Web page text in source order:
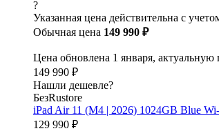
?
Указанная цена действительна с
Обычная цена 149 990 ₽
Цена обновлена 1 января, актуальную
149 990 ₽
Нашли дешевле?
БезRustore
iPad Air 11 (M4 | 2026) 1024GB Blue
129 990 ₽